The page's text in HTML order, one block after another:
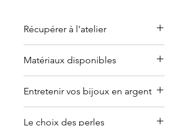
Récupérer à l'atelier
l'article à l'atelier-boutique sur
rendez-vous seulement dans un
délai de 3 à 5 jours ouvrables à
partir de la date de la
commande. Je vous
Matériaux disponibles
argent plaqué).Contactez-moi
pour en discuter.
Entretenir vos bijoux en argent
Le choix des perles